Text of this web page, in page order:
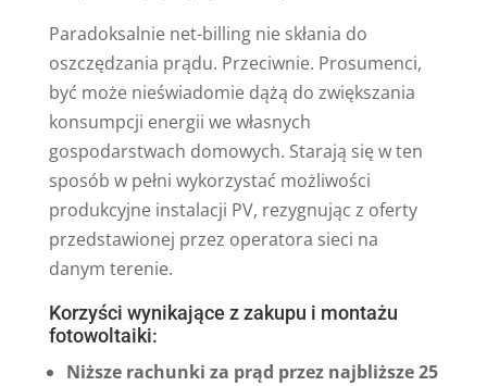
Paradoksalnie net-billing nie skłania do
oszczędzania prądu. Przeciwnie. Prosumenci,
być może nieświadomie dążą do zwiększania
konsumpcji energii we własnych
gospodarstwach domowych. Starają się w ten
sposób w pełni wykorzystać możliwości
produkcyjne instalacji PV, rezygnując z oferty
przedstawionej przez operatora sieci na
danym terenie.
Korzyści wynikające z zakupu i montażu
fotowoltaiki:
Niższe rachunki za prąd przez najbliższe 25